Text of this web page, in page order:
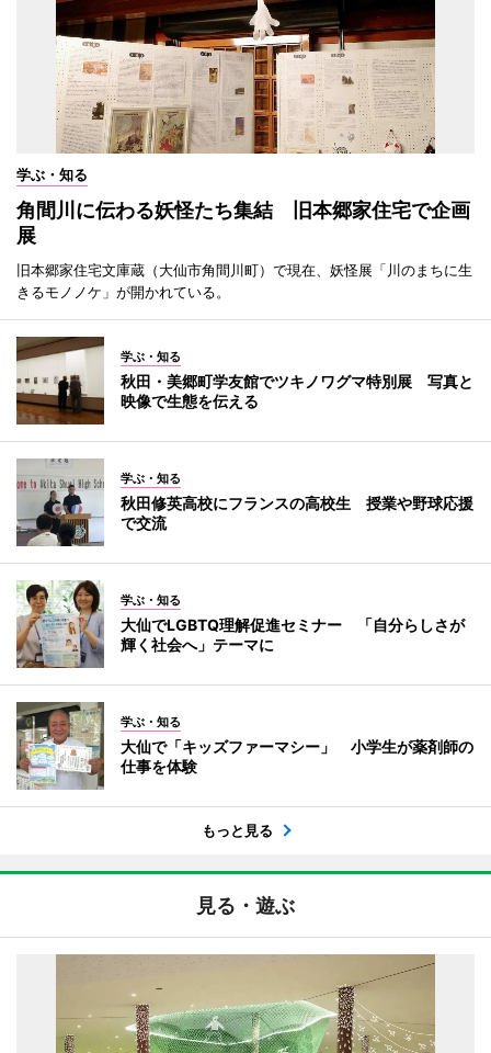
学ぶ・知る
角間川に伝わる妖怪たち集結 旧本郷家住宅で企画
展
旧本郷家住宅文庫蔵（大仙市角間川町）で現在、妖怪展「川のまちに生
きるモノノケ」が開かれている。
学ぶ・知る
秋田・美郷町学友館でツキノワグマ特別展 写真と
映像で生態を伝える
学ぶ・知る
秋田修英高校にフランスの高校生 授業や野球応援
で交流
学ぶ・知る
大仙でLGBTQ理解促進セミナー 「自分らしさが
輝く社会へ」テーマに
学ぶ・知る
大仙で「キッズファーマシー」 小学生が薬剤師の
仕事を体験
もっと見る
見る・遊ぶ